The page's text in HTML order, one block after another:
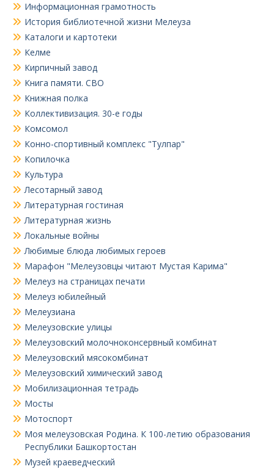
Информационная грамотность
История библиотечной жизни Мелеуза
Каталоги и картотеки
Келме
Кирпичный завод
Книга памяти. СВО
Книжная полка
Коллективизация. 30-е годы
Комсомол
Конно-спортивный комплекс "Тулпар"
Копилочка
Культура
Лесотарный завод
Литературная гостиная
Литературная жизнь
Локальные войны
Любимые блюда любимых героев
Марафон "Мелеузовцы читают Мустая Карима"
Мелеуз на страницах печати
Мелеуз юбилейный
Мелеузиана
Мелеузовские улицы
Мелеузовский молочноконсервный комбинат
Мелеузовский мясокомбинат
Мелеузовский химический завод
Мобилизационная тетрадь
Мосты
Мотоспорт
Моя мелеузовская Родина. К 100-летию образования
Республики Башкортостан
Музей краеведческий